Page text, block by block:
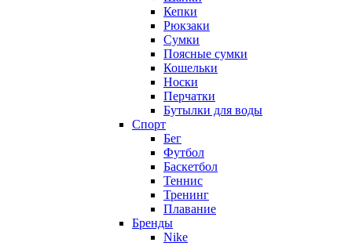
Кепки
Рюкзаки
Сумки
Поясные сумки
Кошельки
Носки
Перчатки
Бутылки для воды
Спорт
Бег
Футбол
Баскетбол
Теннис
Тренинг
Плавание
Бренды
Nike